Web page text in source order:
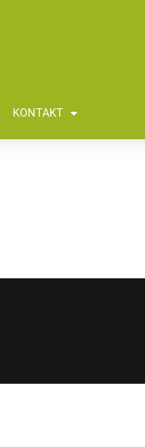
KONTAKT